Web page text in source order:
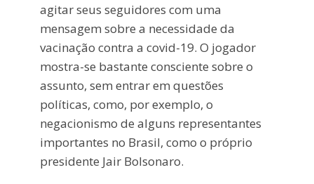
agitar seus seguidores com uma
mensagem sobre a necessidade da
vacinação contra a covid-19. O jogador
mostra-se bastante consciente sobre o
assunto, sem entrar em questões
políticas, como, por exemplo, o
negacionismo de alguns representantes
importantes no Brasil, como o próprio
presidente Jair Bolsonaro.